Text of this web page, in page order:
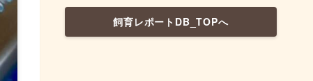
飼育レポートDB_TOPへ